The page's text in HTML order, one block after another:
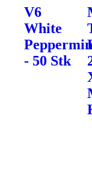
V6
White
- 50 Stk